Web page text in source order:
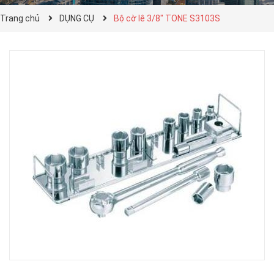
Trang chủ DỤNG CỤ Bộ cờ lê 3/8" TONE S3103S